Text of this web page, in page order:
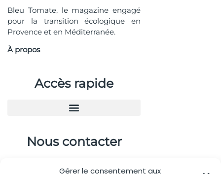
Gérer le consentement aux
Bleu Tomate, le magazine engagé
pour la transition écologique en
Provence et en Méditerranée.
À propos
Accès rapide
Nous contacter